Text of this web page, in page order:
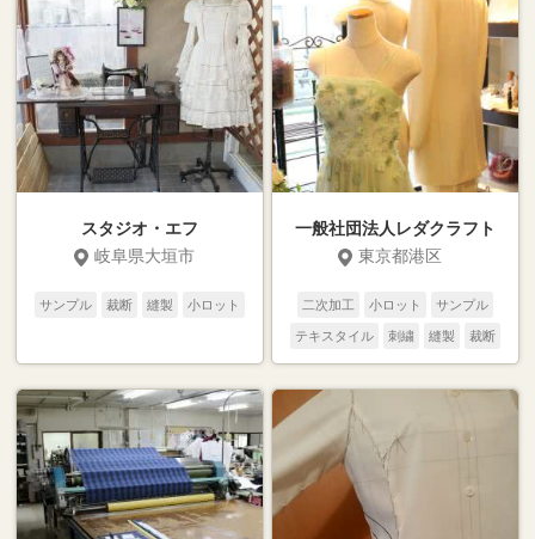
スタジオ・エフ
岐阜県大垣市
サンプル 裁断 縫製 小ロット
一般社団法人レダクラフト
東京都港区
二次加工 小ロット サンプル
テキスタイル 刺繍 縫製 裁断
パターン